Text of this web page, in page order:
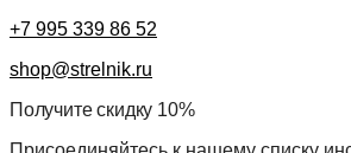
+7 995 339 86 52
shop@strelnik.ru
Получите скидку 10%